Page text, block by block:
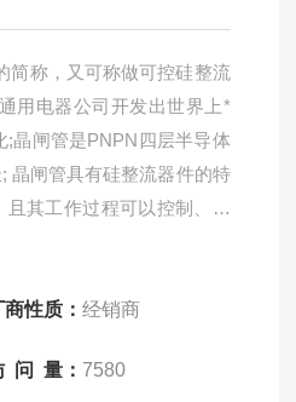
简称，又可称做可控硅整流
用电器公司开发出世界上*
;晶闸管是PNPN四层半导体
晶闸管具有硅整流器件的特
其工作过程可以控制、被
商性质：经销商
问 量： 7580